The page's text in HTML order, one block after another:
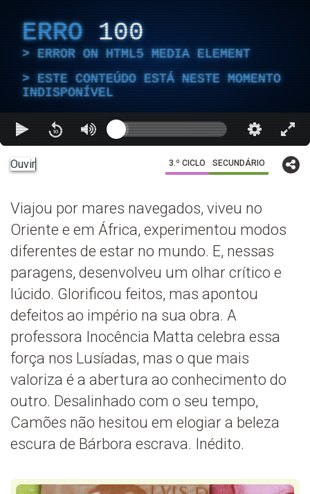
ERRO 100
ERROR ON HTML5 MEDIA ELEMENT
ESTE CONTEÚDO ESTÁ NESTE MOMENTO
INDISPONÍVEL
Ouvir 3.º CICLO SECUNDÁRIO
Viajou por mares navegados, viveu no
Oriente e em África, experimentou modos
diferentes de estar no mundo. E, nessas
paragens, desenvolveu um olhar crítico e
lúcido. Glorificou feitos, mas apontou
defeitos ao império na sua obra. A
professora Inocência Matta celebra essa
força nos Lusíadas, mas o que mais
valoriza é a abertura ao conhecimento do
outro. Desalinhado com o seu tempo,
Camões não hesitou em elogiar a beleza
escura de Bárbora escrava. Inédito.